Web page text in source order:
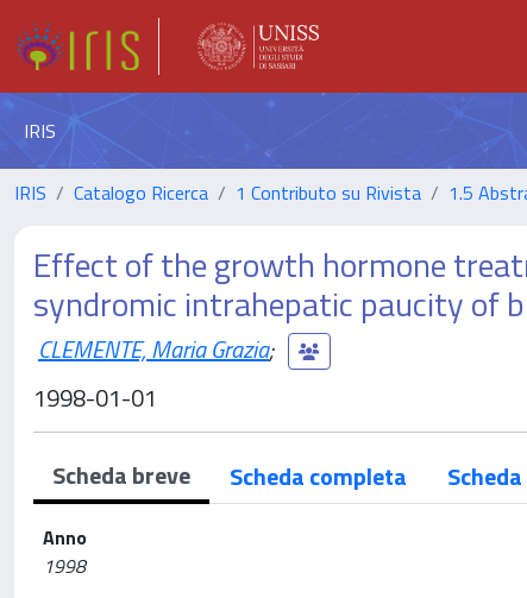
IRIS
IRIS Catalogo Ricerca 1 Contributo su Rivista 1.5
Effect of the growth hormone
syndromic intrahepatic paucity of
CLEMENTE, Maria Grazia;
1998-01-01
Scheda breve Scheda completa
Anno
1998